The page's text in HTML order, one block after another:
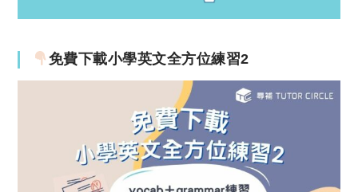
免費下載小學英文全方位練習2